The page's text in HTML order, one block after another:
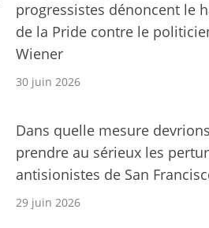
progressistes dénoncent le
de la Pride contre le
Wiener
30 juin 2026
Dans quelle mesure
prendre au sérieux les
antisionistes de San
29 juin 2026